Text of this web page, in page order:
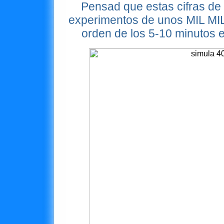
Pensad que estas cifras
experimentos de unos MIL
orden de los 5-10 minutos